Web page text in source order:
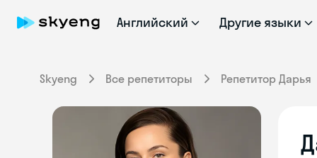
Английский Другие языки
Skyeng Все репетиторы Репетитор Дарья